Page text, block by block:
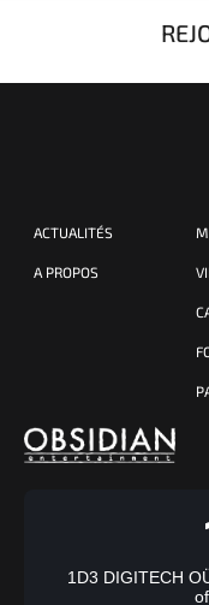
ACTUALITÉS
A PROPOS
1D3 DIGITECH